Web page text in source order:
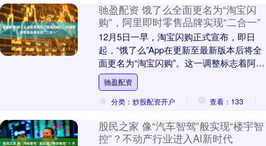
驰盈配资 饿了么全面更名为“淘宝闪
购”，阿里即时零售品牌实现“二合一”
12月5日一早，淘宝闪购正式宣布，即日
起，“饿了么”App在更新至最新版本后将全
面更名为“淘宝闪购”。这一调整标志着阿里
即时零售业务完成品牌统一。 “更新是为
了....
驰盈配资
分类：炒股配资开户
查看：133
股民之家 像“汽车智驾”般实现“楼宇智
控”？不动产行业进入AI新时代